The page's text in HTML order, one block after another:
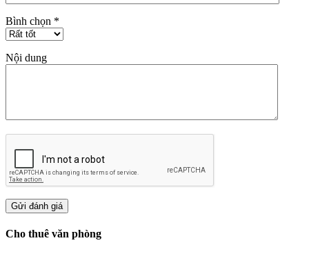
Bình chọn *
Nội dung
Cho thuê văn phòng